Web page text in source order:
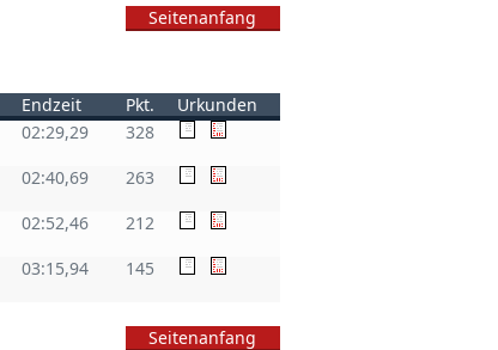
Seitenanfang
Endzeit Pkt.
Urkunden
02:29,29 328
02:40,69 263
02:52,46 212
03:15,94 145
Seitenanfang